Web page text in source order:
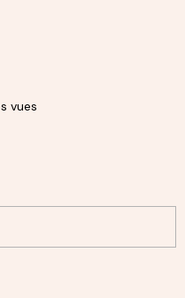
vues